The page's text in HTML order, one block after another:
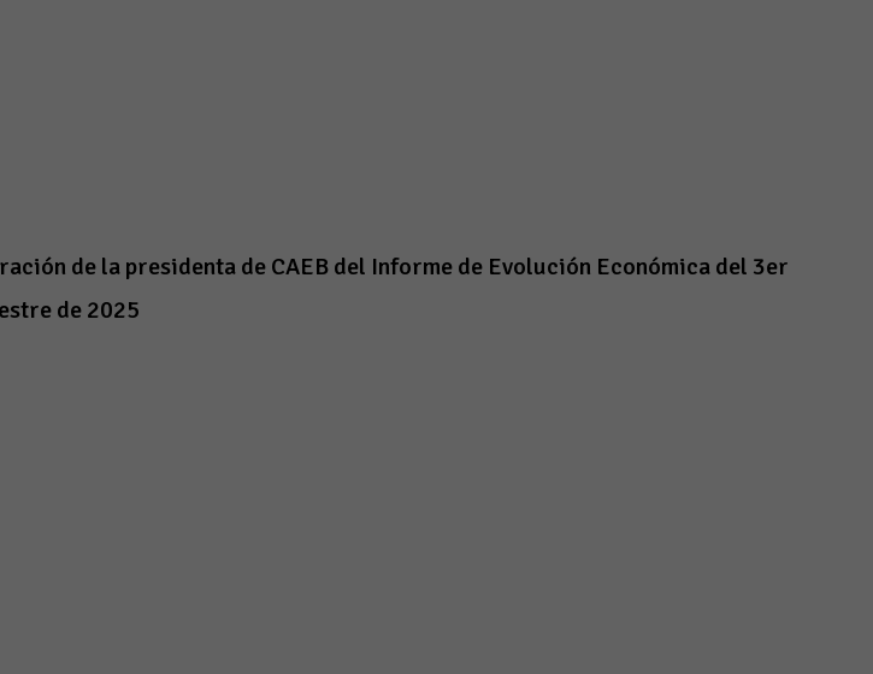
de la presidenta de CAEB del Informe de Evolución Económica del 3er
de 2025